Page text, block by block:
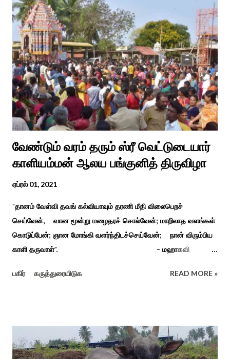
வேண்டும் வரம் தரும் ஸ்ரீ வெட்டுடையார்
காளியம்மன் ஆலய பங்குனித் திருவிழா
ஏப்ரல் 01, 2021
"தானம் வேள்வி தவங் கல்வியாவும் தரணி மீதி விலைபெறச்
செய்வேன், வான மூன்று மழைதரச் சொல்வேன்; மாறிலாத வளங்கள்
கொடுப்பேன்; ஞான மோங்கி வளர்ந்திடச்செய்வேன்; நான் விரும்பிய
காளி தருவாள்". - மஹாகவி
கொல்லங்குடி கிராம பக்தரின் கனவில் அய்யனார் தோன்றி
எடுத்த அய்யனார் என“வெட்டுடைய அய்யனார்“ நாமம் கோவில்
அமைத்து பூஜித்தனர். ஆங்கிலேய கிழக்கிந்திய ஆட்சியில் சிவகங்கை
பகிர் கருத்துரையிடுக READ MORE »